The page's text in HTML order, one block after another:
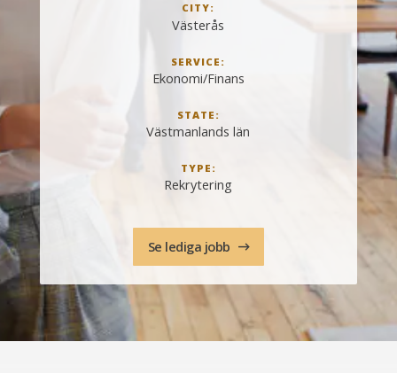
CITY:
Västerås
SERVICE:
Ekonomi/Finans
STATE:
Västmanlands län
TYPE:
Rekrytering
Se lediga jobb